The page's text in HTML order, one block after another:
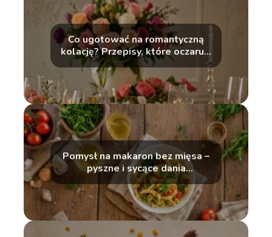
Co ugotować na romantyczną
kolację? Przepisy, które oczarują
Twoją drugą połówkę
Pomysł na makaron bez mięsa –
pyszne i sycące dania
wegetariańskie